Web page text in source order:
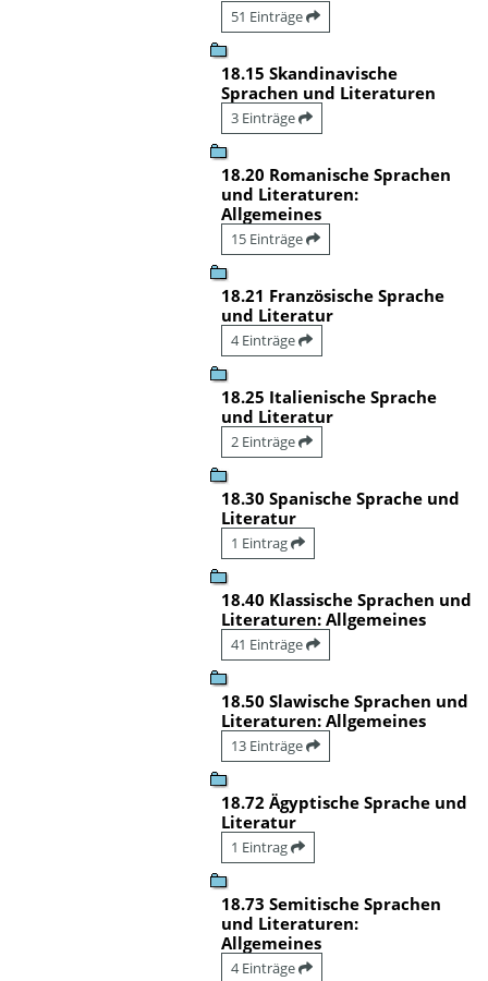
51 Einträge
18.15 Skandinavische
Sprachen und Literaturen
3 Einträge
18.20 Romanische Sprachen
und Literaturen:
Allgemeines
15 Einträge
18.21 Französische Sprache
und Literatur
4 Einträge
18.25 Italienische Sprache
und Literatur
2 Einträge
18.30 Spanische Sprache und
Literatur
1 Eintrag
18.40 Klassische Sprachen und
Literaturen: Allgemeines
41 Einträge
18.50 Slawische Sprachen und
Literaturen: Allgemeines
13 Einträge
18.72 Ägyptische Sprache und
Literatur
1 Eintrag
18.73 Semitische Sprachen
und Literaturen:
Allgemeines
4 Einträge